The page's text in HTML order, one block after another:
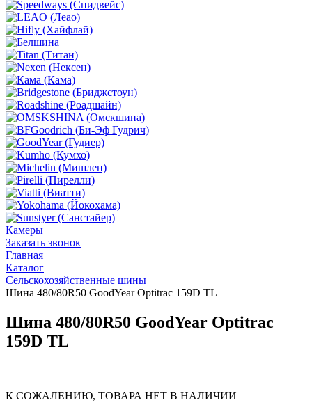
Камеры
Заказать звонок
Главная
Каталог
Сельскохозяйственные шины
Шина 480/80R50 GoodYear Optitrac 159D TL
Шина 480/80R50 GoodYear Optitrac
159D TL
К СОЖАЛЕНИЮ, ТОВАРА НЕТ В НАЛИЧИИ